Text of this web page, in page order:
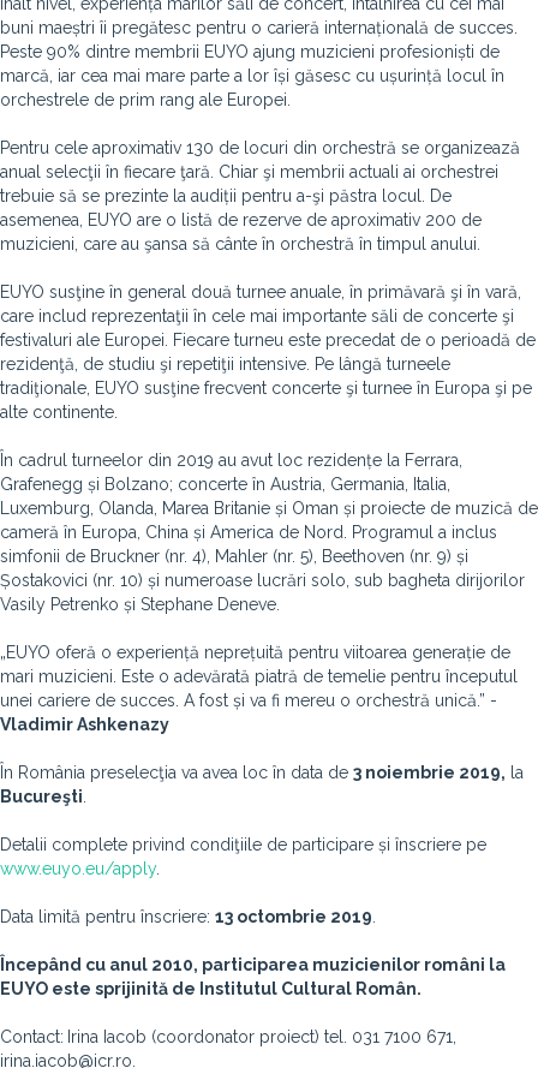
buni maeștri îi pregătesc pentru o carieră internațională de succes.
Peste 90% dintre membrii EUYO ajung muzicieni profesioniști de
marcă, iar cea mai mare parte a lor își găsesc cu ușurință locul în
orchestrele de prim rang ale Europei.
Pentru cele aproximativ 130 de locuri din orchestră se organizează
anual selecţii în fiecare ţară. Chiar şi membrii actuali ai orchestrei
trebuie să se prezinte la audiții pentru a-şi păstra locul. De
asemenea, EUYO are o listă de rezerve de aproximativ 200 de
muzicieni, care au şansa să cânte în orchestră în timpul anului.
EUYO susţine în general două turnee anuale, în primăvară şi în vară,
care includ reprezentaţii în cele mai importante săli de concerte şi
festivaluri ale Europei. Fiecare turneu este precedat de o perioadă de
rezidenţă, de studiu şi repetiţii intensive. Pe lângă turneele
tradiţionale, EUYO susţine frecvent concerte şi turnee în Europa şi pe
alte continente.
În cadrul turneelor din 2019 au avut loc rezidențe la Ferrara,
Grafenegg și Bolzano; concerte în Austria, Germania, Italia,
Luxemburg, Olanda, Marea Britanie și Oman și proiecte de muzică de
cameră în Europa, China și America de Nord. Programul a inclus
simfonii de Bruckner (nr. 4), Mahler (nr. 5), Beethoven (nr. 9) și
Șostakovici (nr. 10) și numeroase lucrări solo, sub bagheta dirijorilor
Vasily Petrenko și Stephane Deneve.
„EUYO oferă o experiență neprețuită pentru viitoarea generație de
mari muzicieni. Este o adevărată piatră de temelie pentru începutul
unei cariere de succes. A fost și va fi mereu o orchestră unică.” -
Vladimir Ashkenazy
În România preselecţia va avea loc în data de 3 noiembrie 2019, la
Bucureşti
Detalii complete privind condiţiile de participare și înscriere pe
www.euyo.eu/apply.
Data limită pentru înscriere: 13 octombrie 2019
Începând cu anul 2010, participarea muzicienilor români la
EUYO este sprijinită de Institutul Cultural Român.
Contact: Irina Iacob (coordonator proiect) tel. 031 7100 671,
irina.iacob@icr.ro.